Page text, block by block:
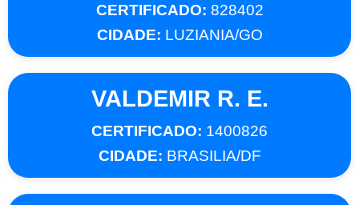
CERTIFICADO: 828402
CIDADE: LUZIANIA/GO
VALDEMIR R. E.
CERTIFICADO: 1400826
CIDADE: BRASILIA/DF